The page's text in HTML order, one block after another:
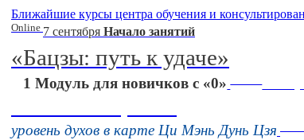
Ближайшие курсы центра обучения и
Online 7 сентября Начало занятий
«Бацзы: путь к удаче»
1 Модуль для новичков с «0» 16
уровень духов в карте Ци Мэнь Дунь Цзя